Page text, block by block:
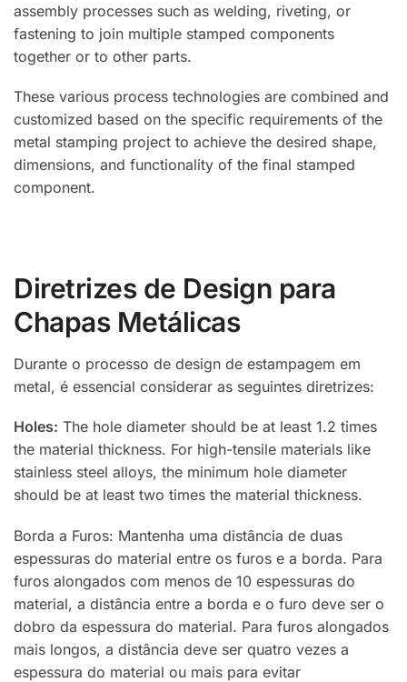
assembly processes such as welding, riveting, or
fastening to join multiple stamped components
together or to other parts.
These various process technologies are combined and
customized based on the specific requirements of the
metal stamping project to achieve the desired shape,
dimensions, and functionality of the final stamped
component.
Diretrizes de Design para
Chapas Metálicas
Durante o processo de design de estampagem em
metal, é essencial considerar as seguintes diretrizes:
Holes: The hole diameter should be at least 1.2 times
the material thickness. For high-tensile materials like
stainless steel alloys, the minimum hole diameter
should be at least two times the material thickness.
Borda a Furos: Mantenha uma distância de duas
espessuras do material entre os furos e a borda. Para
furos alongados com menos de 10 espessuras do
material, a distância entre a borda e o furo deve ser o
dobro da espessura do material. Para furos alongados
mais longos, a distância deve ser quatro vezes a
espessura do material ou mais para evitar